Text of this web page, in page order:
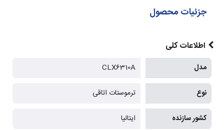
جزئیات محصول
اطلاعات کلی
مدل CLX6310A
نوع ترموستات اتاقی
کشور سازنده ایتالیا